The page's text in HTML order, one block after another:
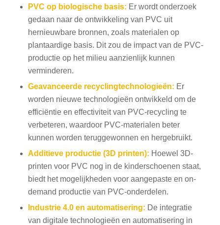
PVC op biologische basis: Er wordt onderzoek
gedaan naar de ontwikkeling van PVC uit
hernieuwbare bronnen, zoals materialen op
plantaardige basis. Dit zou de impact van de PVC-
productie op het milieu aanzienlijk kunnen
verminderen.
Geavanceerde recyclingtechnologieën: Er
worden nieuwe technologieën ontwikkeld om de
efficiëntie en effectiviteit van PVC-recycling te
verbeteren, waardoor PVC-materialen beter
kunnen worden teruggewonnen en hergebruikt.
Additieve productie (3D printen): Hoewel 3D-
printen voor PVC nog in de kinderschoenen staat,
biedt het mogelijkheden voor aangepaste en on-
demand productie van PVC-onderdelen.
Industrie 4.0 en automatisering: De integratie
van digitale technologieën en automatisering in